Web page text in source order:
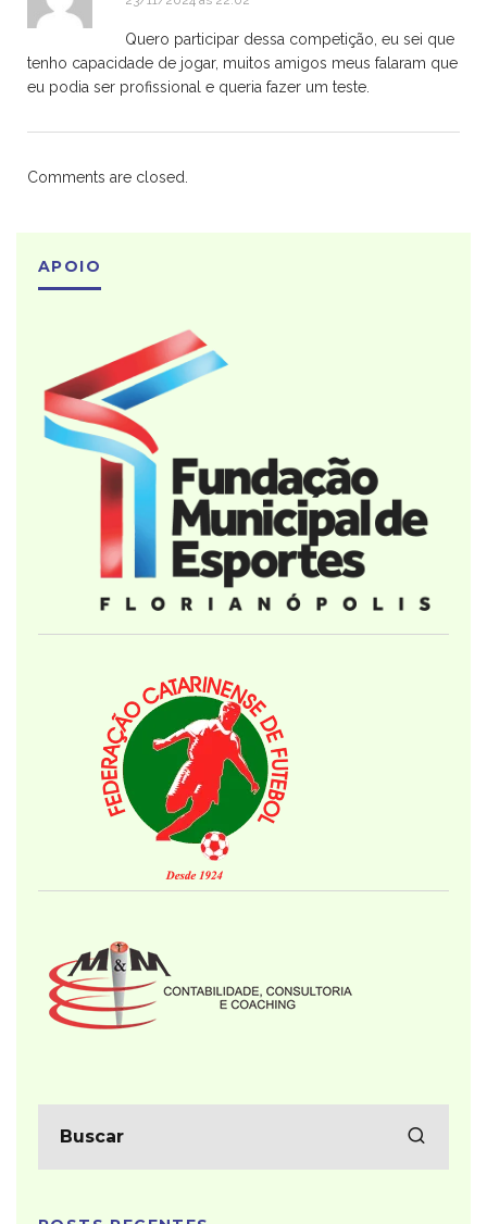
Quero participar dessa competição, eu sei que
tenho capacidade de jogar, muitos amigos meus falaram que
eu podia ser profissional e queria fazer um teste.
Comments are closed.
APOIO